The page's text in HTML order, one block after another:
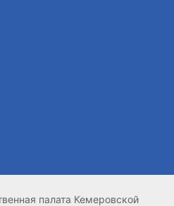
палата Кемеровской